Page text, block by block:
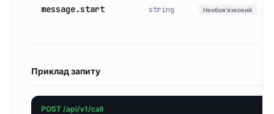
message.start string Необов'язковий
Приклад запиту
POST /api/v1/call